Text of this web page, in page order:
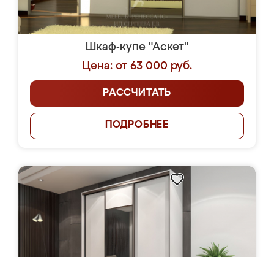
Шкаф-купе "Аскет"
Цена: от 63 000 руб.
РАССЧИТАТЬ
ПОДРОБНЕЕ